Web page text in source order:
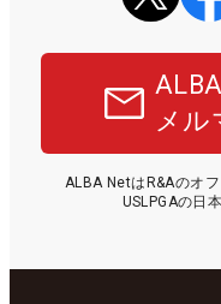
メル
ALBA NetはR&Aのオ
USLPGAの日